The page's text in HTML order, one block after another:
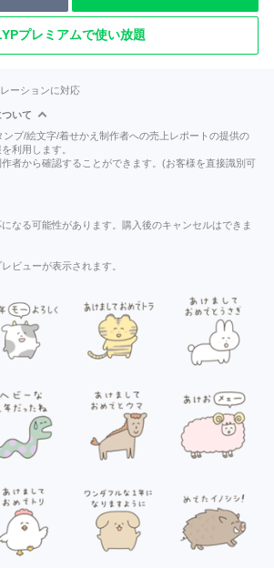
プレミアムで使い放題
ーションに対応
いて
ンプ/絵文字/着せかえ制作者への売上レポートの提供の
利用します。
者から確認することができます。(お客様を直接識別可
なる可能性があります。購入後のキャンセルはできま
ビューが表示されます。